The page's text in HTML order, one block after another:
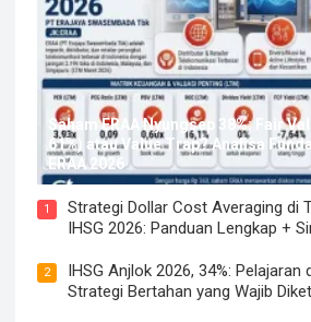
Saham ERAA Nyungsep 38%: Fair
61%) atau Value Trap? Analisa
ERAA 2026
1
Strategi Dollar Cost Averaging di
IHSG 2026: Panduan Lengkap +
2
IHSG Anjlok 2026, 34%: Pelajaran
Strategi Bertahan yang Wajib